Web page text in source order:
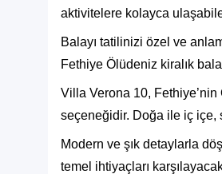
aktivitelere kolayca
Balayı tatilinizi özel ve
Fethiye Ölüdeniz kiralık
Villa Verona 10, Fethiye’nin
seçeneğidir. Doğa ile iç içe,
Modern ve şık detaylarla
temel ihtiyaçları